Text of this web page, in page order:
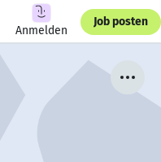
Anmelden
Job posten